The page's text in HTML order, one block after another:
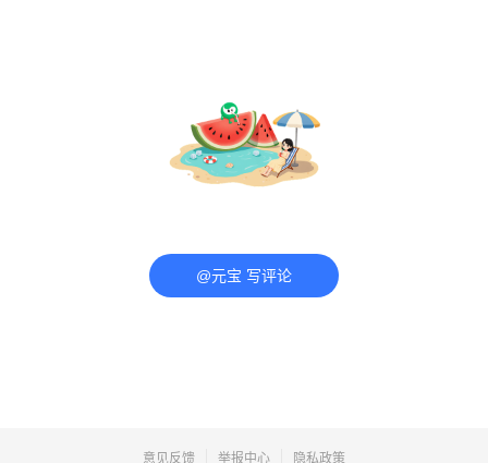
@元宝 写评论
意见反馈 举报中心 隐私政策